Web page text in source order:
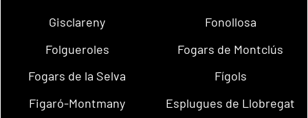
Gisclareny
Fonollosa
Folgueroles
Fogars de Montclús
Fogars de la Selva
Fígols
Figaró-Montmany
Esplugues de Llobregat